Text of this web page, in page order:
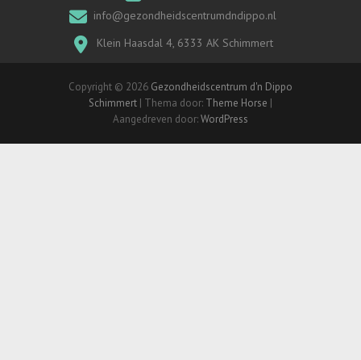
info@gezondheidscentrumdndippo.nl
Klein Haasdal 4, 6333 AK Schimmert
Copyright © 2026 Gezondheidscentrum d'n Dippo
Schimmert | Thema door: Theme Horse |
Aangedreven door:WordPress